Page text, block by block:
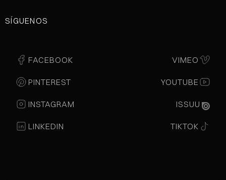
SÍGUENOS
FACEBOOK
PINTEREST
INSTAGRAM
LINKEDIN
VIMEO
YOUTUBE
ISSUU
TIKTOK